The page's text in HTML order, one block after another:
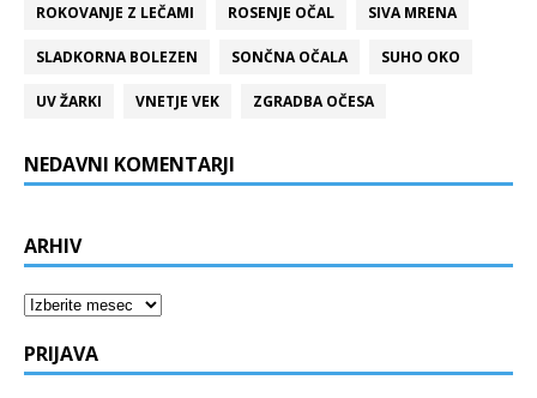
ROKOVANJE Z LEČAMI ROSENJE OČAL SIVA MRENA
SLADKORNA BOLEZEN SONČNA OČALA SUHO OKO
UV ŽARKI VNETJE VEK ZGRADBA OČESA
NEDAVNI KOMENTARJI
ARHIV
Arhiv
PRIJAVA